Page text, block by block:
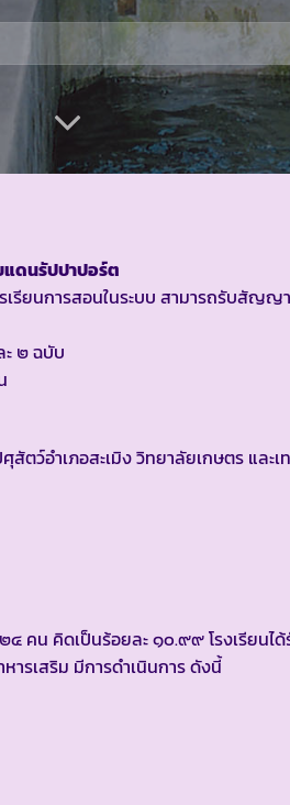
แดนรัปปาปอร์ต
นการสอนในระบบ สามารถรับสัญญา
๒ ฉบับ
ตว์อำเภอสะเมิง วิทยาลัยเกษตร และ
๔ คน คิดเป็นร้อยละ ๑๐.๙๙ โรงเรียน
ารเสริม มีการดำเนินการ ดังนี้